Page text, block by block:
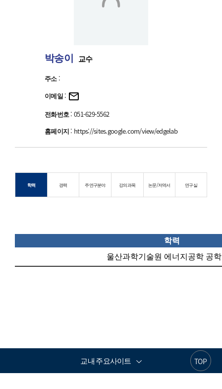
박송이 교수
주소:
이메일:
전화번호: 051-629-5562
홈페이지 : https://sites.google.com/view/edgelab
학력 경력 주연구분야 강의과목 논문/저역서 연구실
학력
울산과학기술원 에너지공학 공
TOP
교내 주요사이트